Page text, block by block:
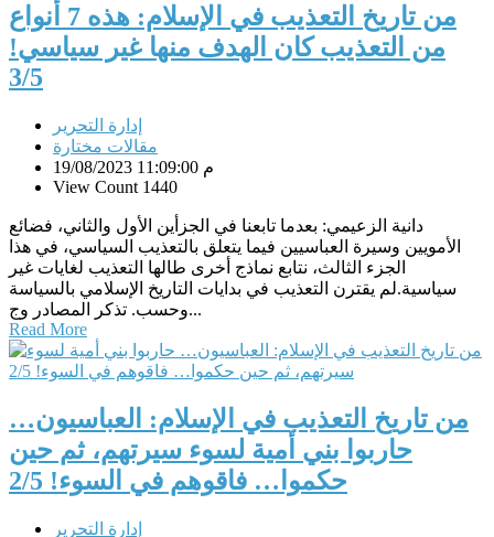
من تاريخ التعذيب في الإسلام: هذه 7 أنواع
من التعذيب كان الهدف منها غير سياسي!
3/5
إدارة التحرير
مقالات مختارة
19/08/2023 11:09:00 م
View Count 1440
دانية الزعيمي: بعدما تابعنا في الجزأين الأول والثاني، فضائع
الأمويين وسيرة العباسيين فيما يتعلق بالتعذيب السياسي، في هذا
الجزء الثالث، نتابع نماذج أخرى طالها التعذيب لغايات غير
سياسية.لم يقترن التعذيب في بدايات التاريخ الإسلامي بالسياسة
وحسب. تذكر المصادر وج...
Read More
من تاريخ التعذيب في الإسلام: العباسيون…
حاربوا بني أمية لسوء سيرتهم، ثم حين
حكموا… فاقوهم في السوء! 2/5
إدارة التحرير